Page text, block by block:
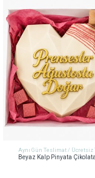
Aynı Gün Teslimat / Ücretsiz
Beyaz Kalp Pinyata